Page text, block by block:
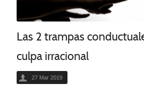
Las 2 trampas
culpa irracional
27 Mar 2019